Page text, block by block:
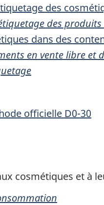
des
des
dans des
en vente libre et
officielle D0-30
cosmétiques et à